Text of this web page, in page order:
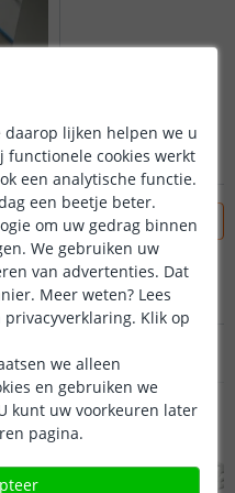
product.
daarop lijken helpen we u
functionele cookies werkt
een analytische functie.
een beetje beter.
om uw gedrag binnen
We gebruiken uw
van advertenties. Dat
Meer weten? Lees
Klik op
we alleen
en gebruiken we
kunt uw voorkeuren later
pagina.